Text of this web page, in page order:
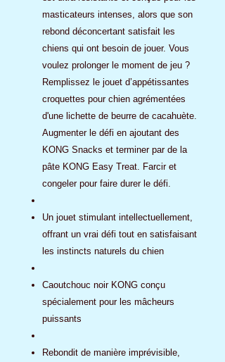
masticateurs intenses, alors que son
rebond déconcertant satisfait les
chiens qui ont besoin de jouer. Vous
voulez prolonger le moment de jeu ?
Remplissez le jouet d’appétissantes
croquettes pour chien agrémentées
d'une lichette de beurre de cacahuète.
Augmenter le défi en ajoutant des
KONG Snacks et terminer par de la
pâte KONG Easy Treat. Farcir et
congeler pour faire durer le défi.
Un jouet stimulant intellectuellement,
offrant un vrai défi tout en satisfaisant
les instincts naturels du chien
Caoutchouc noir KONG conçu
spécialement pour les mâcheurs
puissants
Rebondit de manière imprévisible,